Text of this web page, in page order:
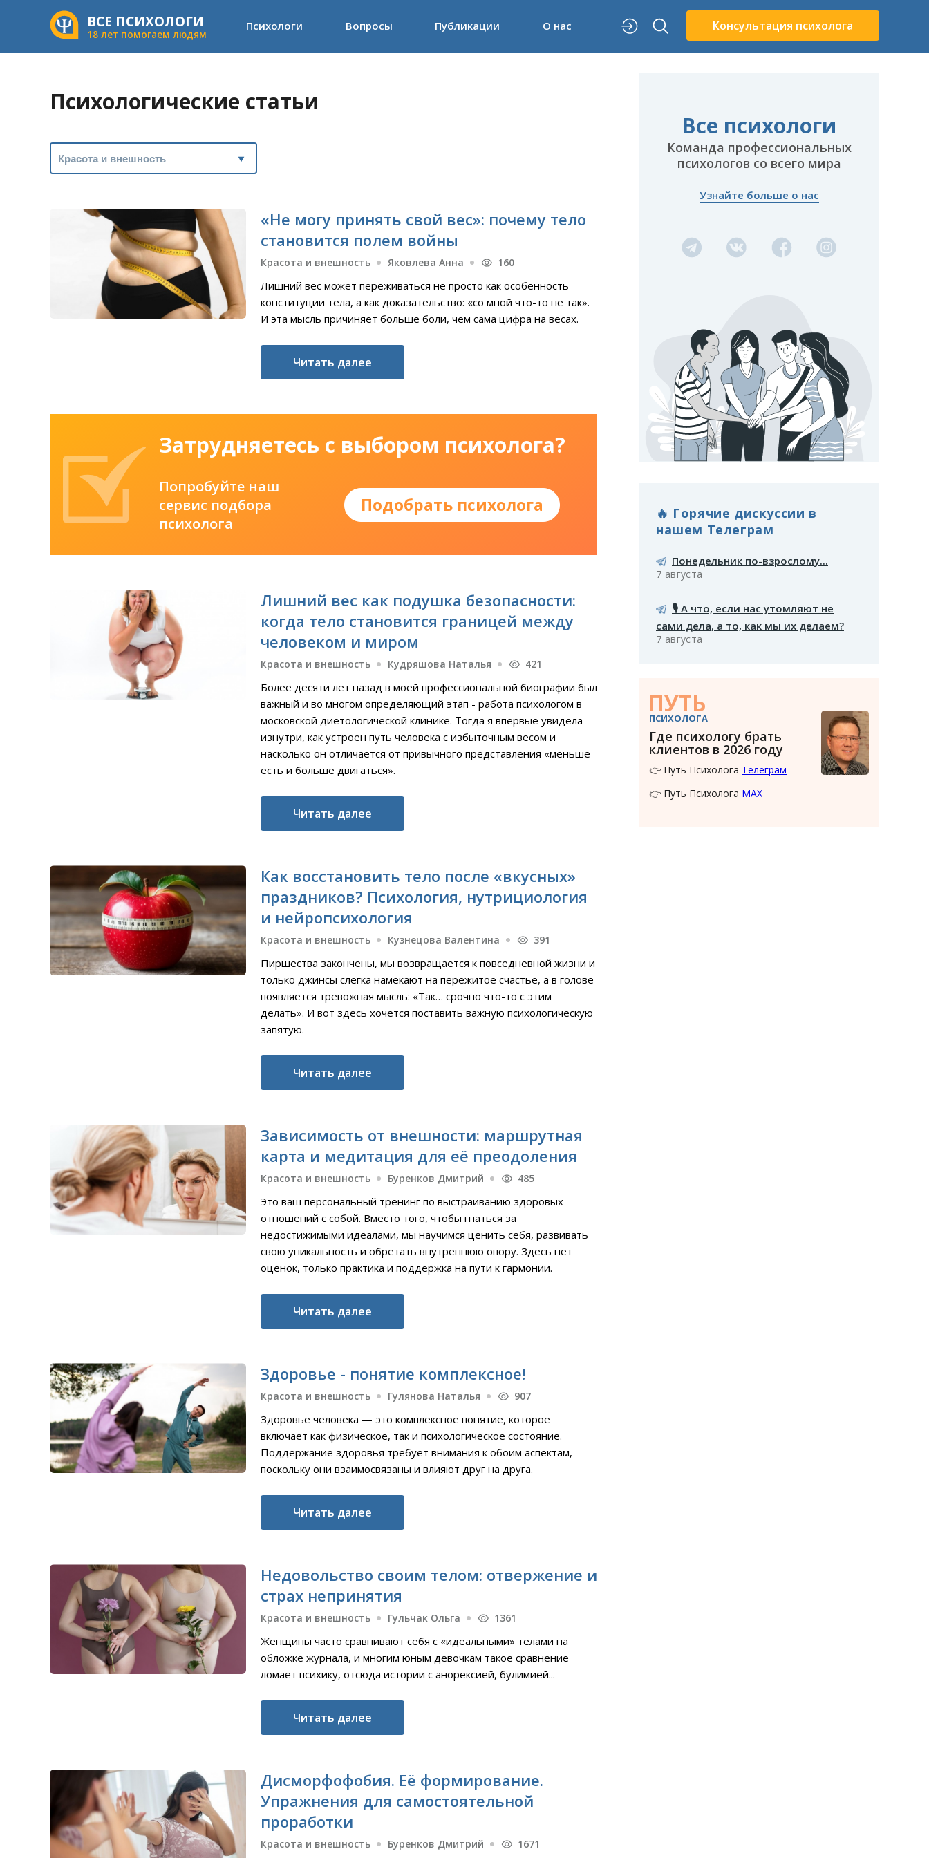
ВСЕ ПСИХОЛОГИ
18 лет помогаем людям
Психологи Вопросы Публикации О нас Консультация психолога
Психологические статьи
«Не могу принять свой вес»: почему тело
становится полем войны
Красота и внешность Яковлева Анна 160
Лишний вес может переживаться не просто как особенность
конституции тела, а как доказательство: «со мной что-то не так».
И эта мысль причиняет больше боли, чем сама цифра на весах.
Читать далее
Затрудняетесь с выбором психолога?
Попробуйте наш
сервис подбора
психолога
Подобрать психолога
Лишний вес как подушка безопасности:
когда тело становится границей между
человеком и миром
Красота и внешность Кудряшова Наталья 421
Более десяти лет назад в моей профессиональной биографии был
важный и во многом определяющий этап - работа психологом в
московской диетологической клинике. Тогда я впервые увидела
изнутри, как устроен путь человека с избыточным весом и
насколько он отличается от привычного представления «меньше
есть и больше двигаться».
Читать далее
Как восстановить тело после «вкусных»
праздников? Психология, нутрициология
и нейропсихология
Красота и внешность Кузнецова Валентина 391
Пиршества закончены, мы возвращается к повседневной жизни и
только джинсы слегка намекают на пережитое счастье, а в голове
появляется тревожная мысль: «Так… срочно что-то с этим
делать». И вот здесь хочется поставить важную психологическую
запятую.
Читать далее
Зависимость от внешности: маршрутная
карта и медитация для её преодоления
Красота и внешность Буренков Дмитрий 485
Это ваш персональный тренинг по выстраиванию здоровых
отношений с собой. Вместо того, чтобы гнаться за
недостижимыми идеалами, мы научимся ценить себя, развивать
свою уникальность и обретать внутреннюю опору. Здесь нет
оценок, только практика и поддержка на пути к гармонии.
Читать далее
Здоровье - понятие комплексное!
Красота и внешность Гулянова Наталья 907
Здоровье человека — это комплексное понятие, которое
включает как физическое, так и психологическое состояние.
Поддержание здоровья требует внимания к обоим аспектам,
поскольку они взаимосвязаны и влияют друг на друга.
Читать далее
Недовольство своим телом: отвержение и
страх непринятия
Красота и внешность Гульчак Ольга 1361
Женщины часто сравнивают себя с «идеальными» телами на
обложке журнала, и многим юным девочкам такое сравнение
ломает психику, отсюда истории с анорексией, булимией...
Читать далее
Дисморфофобия. Её формирование.
Упражнения для самостоятельной
проработки
Красота и внешность Буренков Дмитрий 1671
Все психологи
Команда профессиональных
психологов со всего мира
Узнайте больше о нас
🔥 Горячие дискуссии в
нашем Телеграм
Понедельник по-взрослому...
7 августа
🎙️ А что, если нас утомляют не
сами дела, а то, как мы их делаем?
7 августа
ПУТЬ
ПСИХОЛОГА
Где психологу брать
клиентов в 2026 году
👉 Путь Психолога Телеграм
👉 Путь Психолога MAX